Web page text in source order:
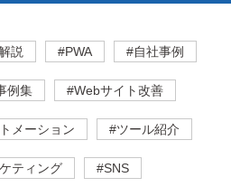
説 #PWA #自社事例
例集 #Webサイト改善
メーション #ツール紹介
ティング #SNS